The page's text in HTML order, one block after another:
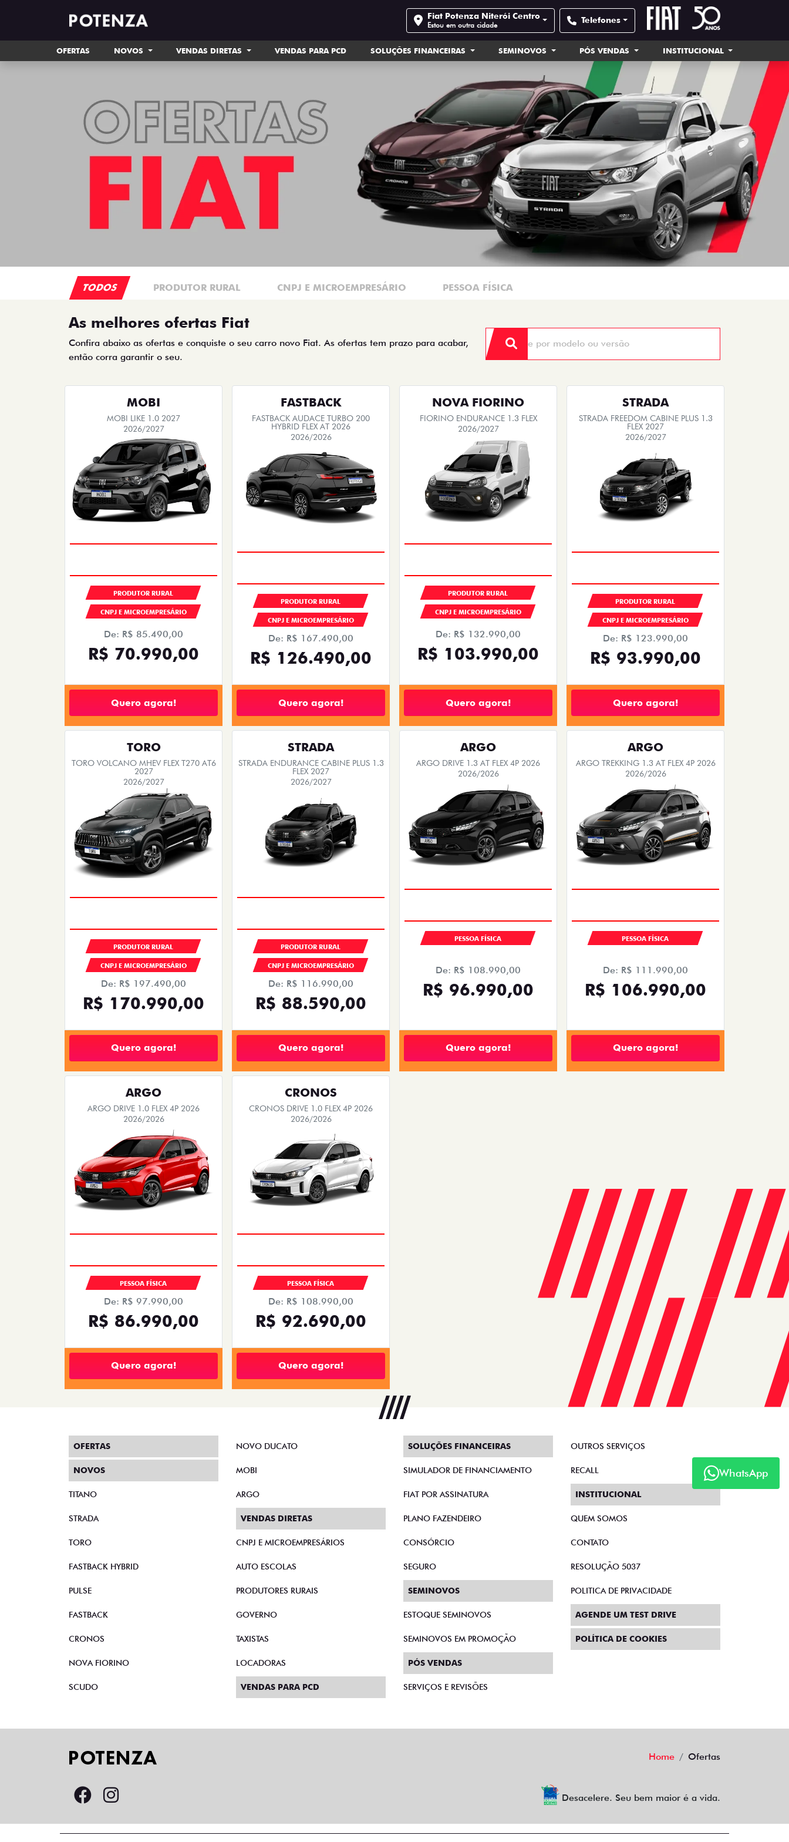
Fiat Potenza Niterói Centro
Estou em outra cidade Telefones
OFERTAS NOVOS VENDAS DIRETAS VENDAS PARA PCD SOLUÇÕES FINANCEIRAS SEMINOVOS PÓS VENDAS INSTITUCIONAL
TODOS PRODUTOR RURAL CNPJ E MICROEMPRESÁRIO PESSOA FÍSICA
As melhores ofertas Fiat
Confira abaixo as ofertas e conquiste o seu carro novo Fiat. As ofertas tem prazo para acabar,
então corra garantir o seu.
MOBI
MOBI LIKE 1.0 2027
2026/2027
PRODUTOR RURAL
CNPJ E MICROEMPRESÁRIO
De: R$ 85.490,00
R$ 70.990,00
Quero agora!
FASTBACK
FASTBACK AUDACE TURBO 200
HYBRID FLEX AT 2026
2026/2026
PRODUTOR RURAL
CNPJ E MICROEMPRESÁRIO
De: R$ 167.490,00
R$ 126.490,00
Quero agora!
NOVA FIORINO
FIORINO ENDURANCE 1.3 FLEX
2026/2027
PRODUTOR RURAL
CNPJ E MICROEMPRESÁRIO
De: R$ 132.990,00
R$ 103.990,00
Quero agora!
STRADA
STRADA FREEDOM CABINE PLUS 1.3
FLEX 2027
2026/2027
PRODUTOR RURAL
CNPJ E MICROEMPRESÁRIO
De: R$ 123.990,00
R$ 93.990,00
Quero agora!
TORO
TORO VOLCANO MHEV FLEX T270 AT6
2027
2026/2027
PRODUTOR RURAL
CNPJ E MICROEMPRESÁRIO
De: R$ 197.490,00
R$ 170.990,00
Quero agora!
STRADA
STRADA ENDURANCE CABINE PLUS 1.3
FLEX 2027
2026/2027
PRODUTOR RURAL
CNPJ E MICROEMPRESÁRIO
De: R$ 116.990,00
R$ 88.590,00
Quero agora!
ARGO
ARGO DRIVE 1.3 AT FLEX 4P 2026
2026/2026
PESSOA FÍSICA
De: R$ 108.990,00
R$ 96.990,00
Quero agora!
ARGO
ARGO TREKKING 1.3 AT FLEX 4P 2026
2026/2026
PESSOA FÍSICA
De: R$ 111.990,00
R$ 106.990,00
Quero agora!
ARGO
ARGO DRIVE 1.0 FLEX 4P 2026
2026/2026
PESSOA FÍSICA
De: R$ 97.990,00
R$ 86.990,00
Quero agora!
CRONOS
CRONOS DRIVE 1.0 FLEX 4P 2026
2026/2026
PESSOA FÍSICA
De: R$ 108.990,00
R$ 92.690,00
Quero agora!
WhatsApp
OFERTAS
NOVOS
TITANO
STRADA
TORO
FASTBACK HYBRID
PULSE
FASTBACK
CRONOS
NOVA FIORINO
SCUDO
NOVO DUCATO
MOBI
ARGO
VENDAS DIRETAS
CNPJ E MICROEMPRESÁRIOS
AUTO ESCOLAS
PRODUTORES RURAIS
GOVERNO
TAXISTAS
LOCADORAS
VENDAS PARA PCD
SOLUÇÕES FINANCEIRAS
SIMULADOR DE FINANCIAMENTO
FIAT POR ASSINATURA
PLANO FAZENDEIRO
CONSÓRCIO
SEGURO
SEMINOVOS
ESTOQUE SEMINOVOS
SEMINOVOS EM PROMOÇÃO
PÓS VENDAS
SERVIÇOS E REVISÕES
OUTROS SERVIÇOS
RECALL
INSTITUCIONAL
QUEM SOMOS
CONTATO
RESOLUÇÃO 5037
POLITICA DE PRIVACIDADE
AGENDE UM TEST DRIVE
POLÍTICA DE COOKIES
Home Ofertas
Desacelere. Seu bem maior é a vida.